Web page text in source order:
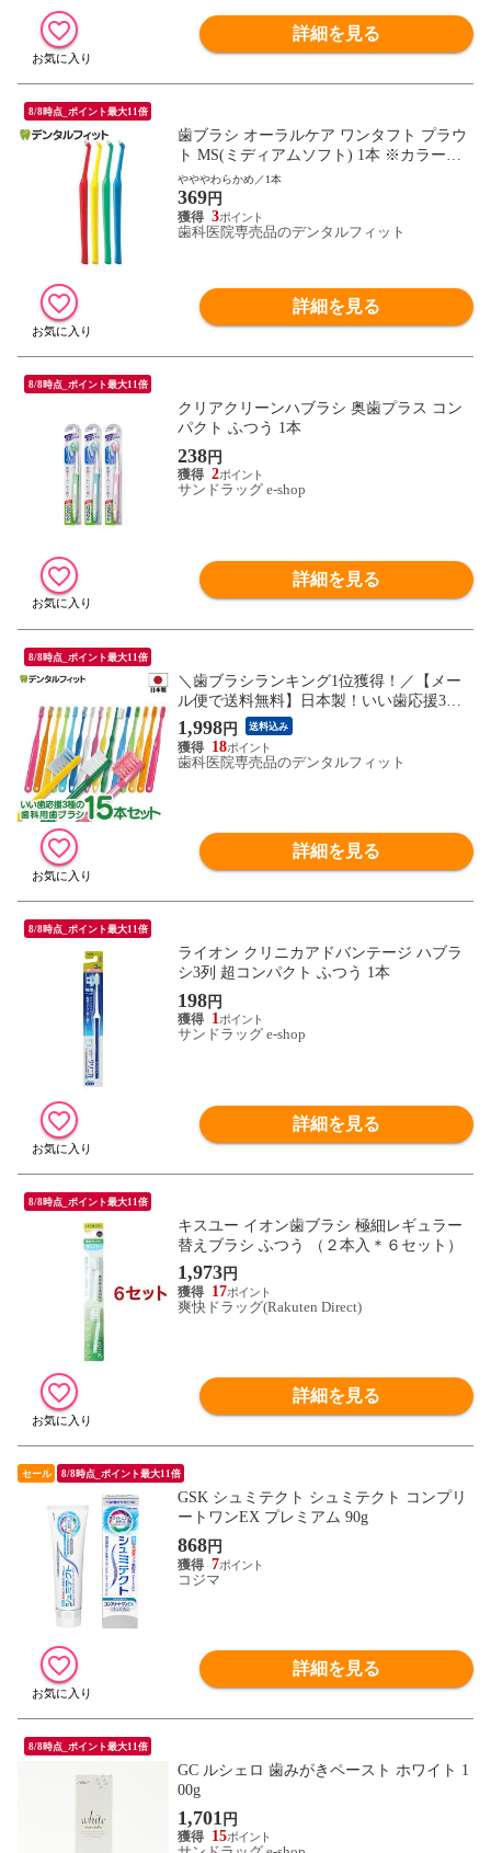
詳細を見る
8/8時点_ポイント最大11倍
歯ブラシ オーラルケア ワンタフト プラウ
ト MS(ミディアムソフト) 1本 ※カラー指
定不可 やややわらかめ
やややわらかめ／1本
369円
3
歯科医院専売品のデンタルフィット
詳細を見る
8/8時点_ポイント最大11倍
クリアクリーンハブラシ 奥歯プラス コン
パクト ふつう 1本
238円
2
サンドラッグ e-shop
詳細を見る
8/8時点_ポイント最大11倍
＼歯ブラシランキング1位獲得！／【メー
ル便で送料無料】日本製！いい歯応援3種
の歯ブラシ M(ふつう) 15本セット Ciスマ
ート(5本)/Ciプロプラス(5本)/Ciプロプラス
スパイラル(5本)(メール便2点まで)
1,998円 送料込み
18
歯科医院専売品のデンタルフィット
詳細を見る
8/8時点_ポイント最大11倍
ライオン クリニカアドバンテージ ハブラ
シ3列 超コンパクト ふつう 1本
198円
1
サンドラッグ e-shop
詳細を見る
8/8時点_ポイント最大11倍
キスユー イオン歯ブラシ 極細レギュラー
替えブラシ ふつう （２本入＊６セット）
1,973円
17
爽快ドラッグ(Rakuten Direct)
詳細を見る
セール 8/8時点_ポイント最大11倍
GSK シュミテクト シュミテクト コンプリ
ートワンEX プレミアム 90g
868円
7
コジマ
詳細を見る
8/8時点_ポイント最大11倍
GC ルシェロ 歯みがきペースト ホワイト 1
00g
1,701 円
15